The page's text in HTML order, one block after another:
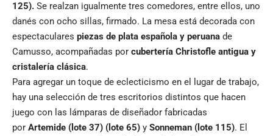
125). Se realzan igualmente tres comedores, entre ellos, uno
danés con ocho sillas, firmado. La mesa está decorada con
espectaculares piezas de plata española y peruana de
Camusso, acompañadas por cubertería Christofle antigua y
cristalería clásica.
Para agregar un toque de eclecticismo en el lugar de trabajo,
hay una selección de tres escritorios distintos que hacen
juego con las lámparas de diseñador fabricadas
por Artemide (lote 37) (lote 65) y Sonneman (lote 115). El